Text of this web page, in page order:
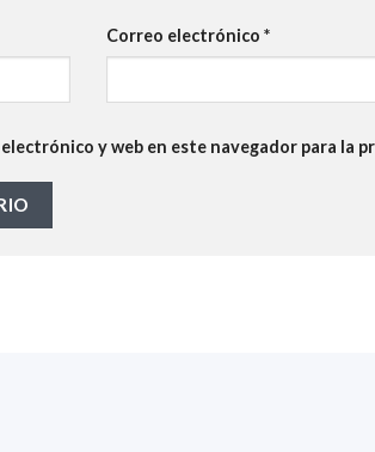
Correo electrónico*
y web en este navegador para la